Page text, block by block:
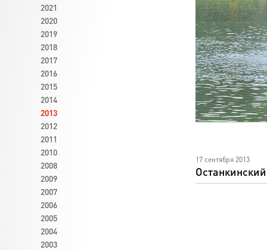
17 сентября 2013
2021
2020
2019
2018
2017
2016
2015
2014
2013
2012
2011
2010
2008
2009
2007
2006
2005
2004
2003